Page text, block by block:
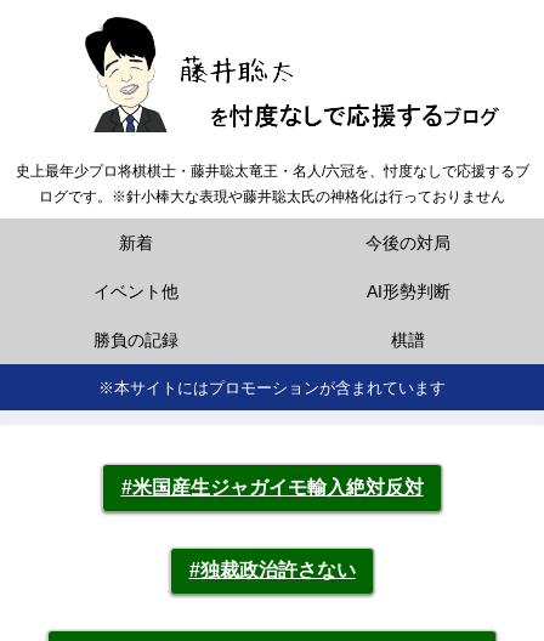
史上最年少プロ将棋棋士・藤井聡太竜王・名人/六冠を、忖度なしで応援するブ
ログです。※針小棒大な表現や藤井聡太氏の神格化は行っておりません
新着 今後の対局
イベント他 AI形勢判断
勝負の記録 棋譜
※本サイトにはプロモーションが含まれています
#米国産生ジャガイモ輸入絶対反対
#独裁政治許さない